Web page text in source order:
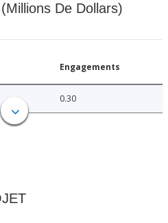
De Dollars)
Engagements
0.30